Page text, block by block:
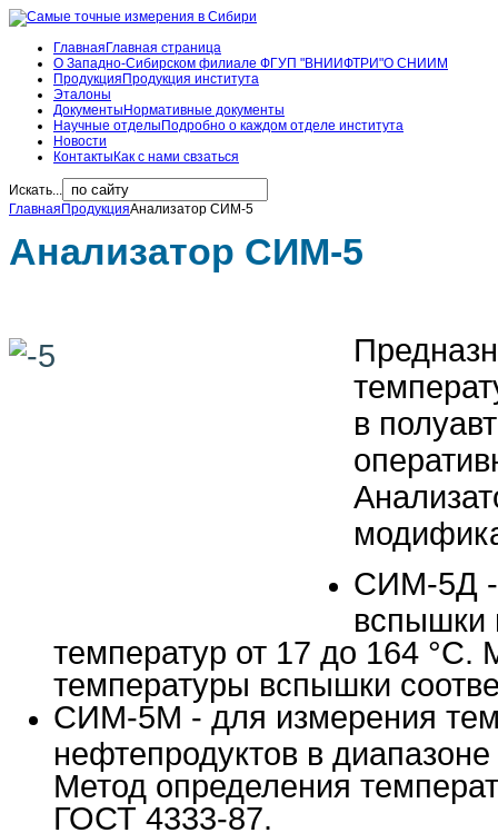
Главная Главная страница
О Западно-Сибирском филиале ФГУП "ВНИИФТРИ"О СНИИМ
Продукция Продукция института
Эталоны
Документы Нормативные документы
Научные отделы Подробно о каждом отделе института
Новости
Контакты Как с нами свзаться
Искать...
Главная ПродукцияАнализатор СИМ-5
Анализатор СИМ-5
в
СИМ-5Д -
вспышки
температур от 17 до 164 °С.
температуры вспышки
СИМ-5М - для измерения
нефтепродуктов в
Метод определения
ГОСТ 4333-87.